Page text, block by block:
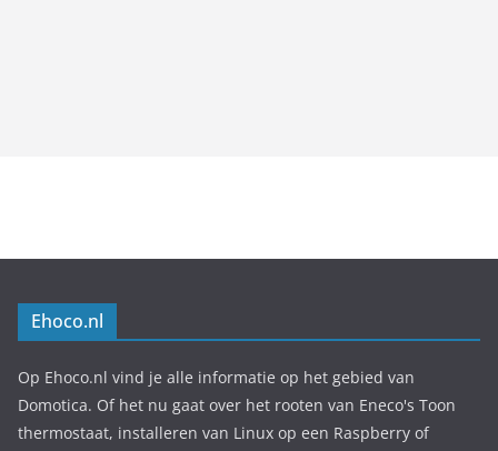
Ehoco.nl
Op Ehoco.nl vind je alle informatie op het gebied van
Domotica. Of het nu gaat over het rooten van Eneco's Toon
thermostaat, installeren van Linux op een Raspberry of